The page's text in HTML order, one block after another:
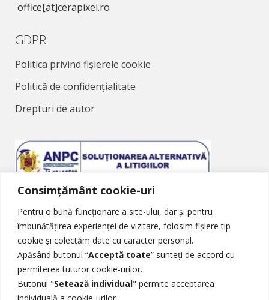
Consimțământ cookie-uri
Pentru o bună funcționare a site-ului, dar și pentru
îmbunătățirea experienței de vizitare, folosim fișiere tip
cookie și colectăm date cu caracter personal.
Apăsând butonul “Acceptă toate” sunteți de accord cu
permiterea tuturor cookie-urilor.
Butonul "Setează individual" permite acceptarea
individuală a cookie-urilor.
office[at]cerapixel.ro
GDPR
Politica privind fișierele cookie
Politică de confidențialitate
Drepturi de autor
Soluționarea Alternativă a Litigiilor